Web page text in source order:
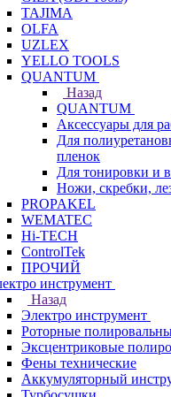
TAJIMA
OLFA
UZLEX
YELLO TOOLS
QUANTUM
Назад
QUANTUM
Аксессуары для
Для
пленок
Для тонировки и
Ножи, скребки,
PROPAKEL
WEMATEC
Hi-TECH
ControlTek
ПРОЧИЙ
инструмент
Назад
Электро инструмент
Роторные
Эксцентриковые
Фены технические
Аккумуляторный